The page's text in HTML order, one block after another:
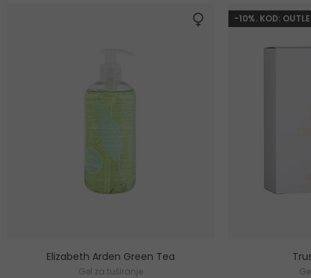
Elizabeth Arden Green Tea
Gel za tuširanje
-10%. KOD: